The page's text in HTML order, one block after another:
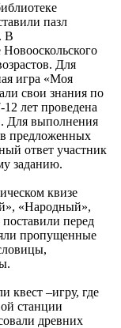
пазл
В
Для
игра «Моя
свои знания по
лет проведена
Для выполнения
предложенных
ответ участник
заданию.
квизе
«Народный»,
перед
пропущенные
квест –игру, где
станции
древних